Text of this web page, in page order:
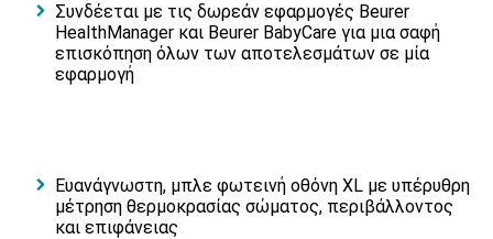
Συνδέεται με τις δωρεάν εφαρμογές Beurer
HealthManager και Beurer BabyCare για μια σαφή
επισκόπηση όλων των αποτελεσμάτων σε μία
εφαρμογή
Ευανάγνωστη, μπλε φωτεινή οθόνη XL με υπέρυθρη
μέτρηση θερμοκρασίας σώματος, περιβάλλοντος
και επιφάνειας